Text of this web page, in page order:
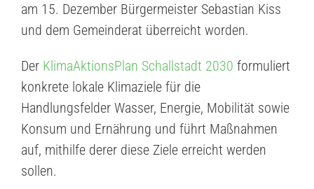
am 15. Dezember Bürgermeister Sebastian Kiss
und dem Gemeinderat überreicht worden.
Der KlimaAktionsPlan Schallstadt 2030 formuliert
konkrete lokale Klimaziele für die
Handlungsfelder Wasser, Energie, Mobilität sowie
Konsum und Ernährung und führt Maßnahmen
auf, mithilfe derer diese Ziele erreicht werden
sollen.